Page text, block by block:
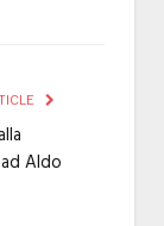
Aldo